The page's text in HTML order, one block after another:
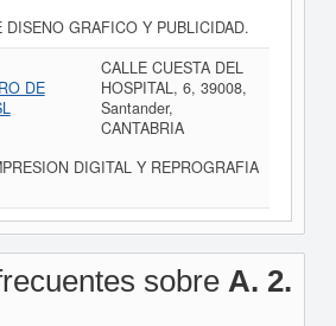
DISENO GRAFICO Y PUBLICIDAD.
DE
CALLE CUESTA DEL
HOSPITAL, 6, 39008,
Santander,
CANTABRIA
DIGITAL Y REPROGRAFIA
sobre A. 2.